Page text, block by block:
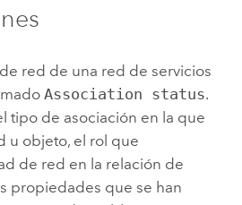
red de una red de servicios
Association status.
tipo de asociación en la que
u objeto, el rol que
de red en la relación de
propiedades que se han